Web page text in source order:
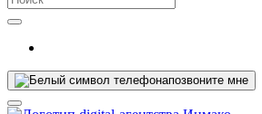
позвоните мне